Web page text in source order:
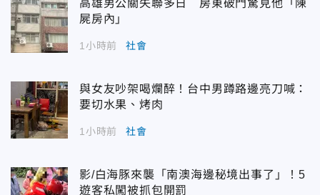
高雄男公關失聯多日 房東破門驚見他「陳
屍房內」
1小時前 社會
與女友吵架喝爛醉！台中男蹲路邊亮刀喊：
要切水果、烤肉
1小時前 社會
影/白海豚來襲「南澳海邊秘境出事了」！5
遊客私闖被抓包開罰